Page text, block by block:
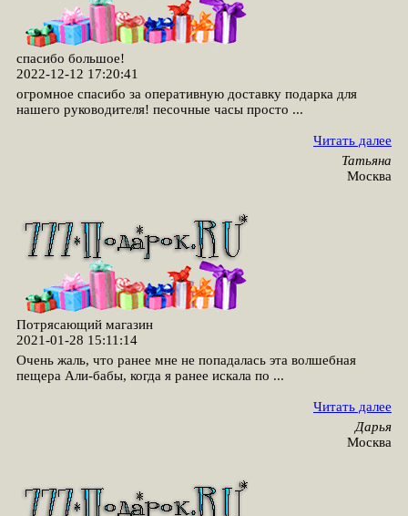
cпасибо большое!
2022-12-12 17:20:41
огромное спасибо за оперативную доставку подарка для
нашего руководителя! песочные часы просто ...
Читать далее
Татьяна
Москва
Потрясающий магазин
2021-01-28 15:11:14
Очень жаль, что ранее мне не попадалась эта волшебная
пещера Али-бабы, когда я ранее искала по ...
Читать далее
Дарья
Москва